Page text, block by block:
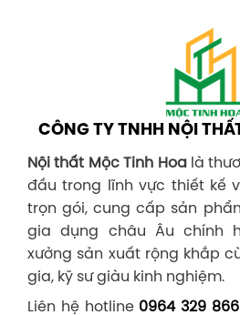
CÔNG TY TNHH NỘI
Nội thất Mộc Tinh Hoalà
đầu trong lĩnh vực thiết kế
trọn gói, cung cấp sản
gia dụng châu Âu chính
xưởng sản xuất rộng khắp
gia, kỹ sư giàu kinh nghiệm.
Liên hệ hotline 0964 329 866